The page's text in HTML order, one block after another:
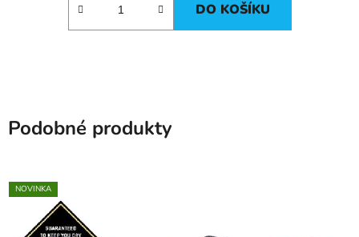
DO KOŠÍKU
Podobné produkty
NOVINKA